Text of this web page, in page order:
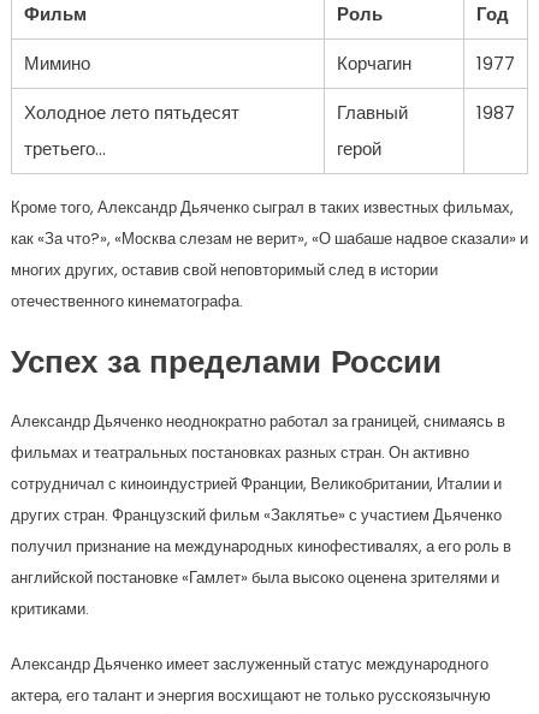
Фильм Роль
Год
Мимино
Корчагин
1977
Холодное лето пятьдесят
третьего…
Главный
герой
1987
Кроме того, Александр Дьяченко сыграл в таких известных фильмах,
как «За что?», «Москва слезам не верит», «О шабаше надвое сказали» и
многих других, оставив свой неповторимый след в истории
отечественного кинематографа.
Успех за пределами России
Александр Дьяченко неоднократно работал за границей, снимаясь в
фильмах и театральных постановках разных стран. Он активно
сотрудничал с киноиндустрией Франции, Великобритании, Италии и
других стран. Французский фильм «Заклятье» с участием Дьяченко
получил признание на международных кинофестивалях, а его роль в
английской постановке «Гамлет» была высоко оценена зрителями и
критиками.
Александр Дьяченко имеет заслуженный статус международного
актера, его талант и энергия восхищают не только русскоязычную